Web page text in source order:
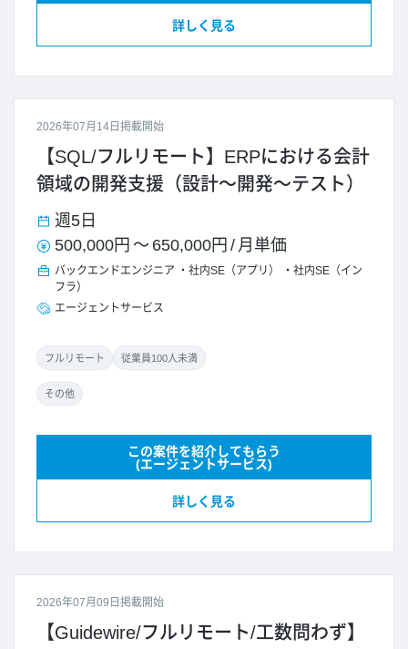
詳しく見る
2026年07月14日掲載開始
【SQL/フルリモート】ERPにおける会計
領域の開発支援（設計～開発～テスト）
週5日
500,000円 ～ 650,000円 / 月単価
バックエンドエンジニア 社内SE（アプリ）
社内SE（イン
フラ）
エージェントサービス
フルリモート 従業員100人未満
その他
詳しく見る
この案件を紹介してもらう
(エージェントサービス)
2026年07月09日掲載開始
【Guidewire/フルリモート/工数問わず】